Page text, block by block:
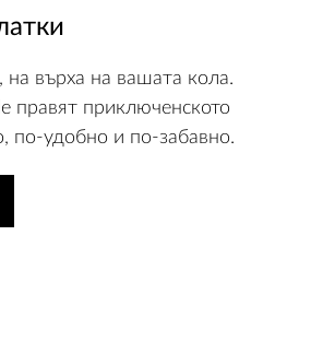
на върха на вашата кола.
правят приключенското
по-удобно и по-забавно.